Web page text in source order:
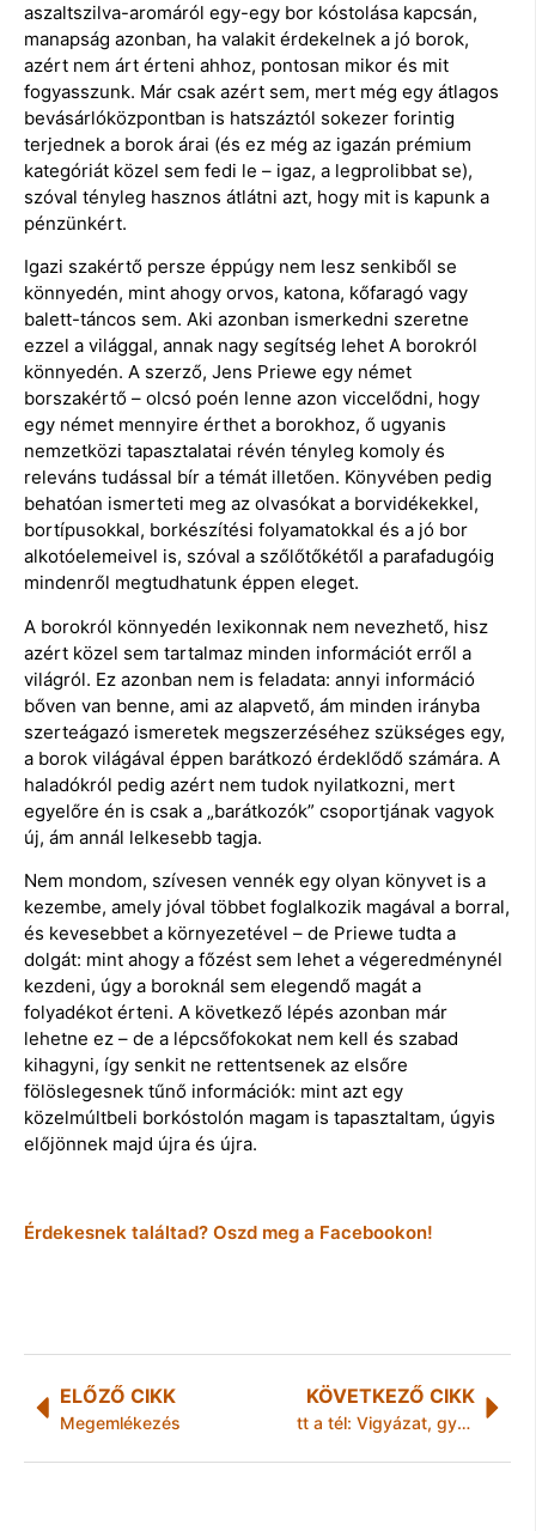
aszaltszilva-aromáról egy-egy bor kóstolása kapcsán,
manapság azonban, ha valakit érdekelnek a jó borok,
azért nem árt érteni ahhoz, pontosan mikor és mit
fogyasszunk. Már csak azért sem, mert még egy átlagos
bevásárlóközpontban is hatszáztól sokezer forintig
terjednek a borok árai (és ez még az igazán prémium
kategóriát közel sem fedi le – igaz, a legprolibbat se),
szóval tényleg hasznos átlátni azt, hogy mit is kapunk a
pénzünkért.
Igazi szakértő persze éppúgy nem lesz senkiből se
könnyedén, mint ahogy orvos, katona, kőfaragó vagy
balett-táncos sem. Aki azonban ismerkedni szeretne
ezzel a világgal, annak nagy segítség lehet A borokról
könnyedén. A szerző, Jens Priewe egy német
borszakértő – olcsó poén lenne azon viccelődni, hogy
egy német mennyire érthet a borokhoz, ő ugyanis
nemzetközi tapasztalatai révén tényleg komoly és
releváns tudással bír a témát illetően. Könyvében pedig
behatóan ismerteti meg az olvasókat a borvidékekkel,
bortípusokkal, borkészítési folyamatokkal és a jó bor
alkotóelemeivel is, szóval a szőlőtőkétől a parafadugóig
mindenről megtudhatunk éppen eleget.
A borokról könnyedén lexikonnak nem nevezhető, hisz
azért közel sem tartalmaz minden információt erről a
világról. Ez azonban nem is feladata: annyi információ
bőven van benne, ami az alapvető, ám minden irányba
szerteágazó ismeretek megszerzéséhez szükséges egy,
a borok világával éppen barátkozó érdeklődő számára. A
haladókról pedig azért nem tudok nyilatkozni, mert
egyelőre én is csak a „barátkozók” csoportjának vagyok
új, ám annál lelkesebb tagja.
Nem mondom, szívesen vennék egy olyan könyvet is a
kezembe, amely jóval többet foglalkozik magával a borral,
és kevesebbet a környezetével – de Priewe tudta a
dolgát: mint ahogy a főzést sem lehet a végeredménynél
kezdeni, úgy a boroknál sem elegendő magát a
folyadékot érteni. A következő lépés azonban már
lehetne ez – de a lépcsőfokokat nem kell és szabad
kihagyni, így senkit ne rettentsenek az elsőre
fölöslegesnek tűnő információk: mint azt egy
közelmúltbeli borkóstolón magam is tapasztaltam, úgyis
előjönnek majd újra és újra.
Érdekesnek találtad? Oszd meg a Facebookon!
ELŐZŐ CIKK
Megemlékezés
KÖVETKEZŐ CIKK
tt a tél: Vigyázat, gyalogosok! Gyalogosok, vigyázat!